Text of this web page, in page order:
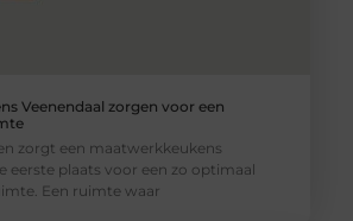
Veenendaal zorgen voor een
zorgt een maatwerkkeukens
eerste plaats voor een zo optimaal
Een ruimte waar